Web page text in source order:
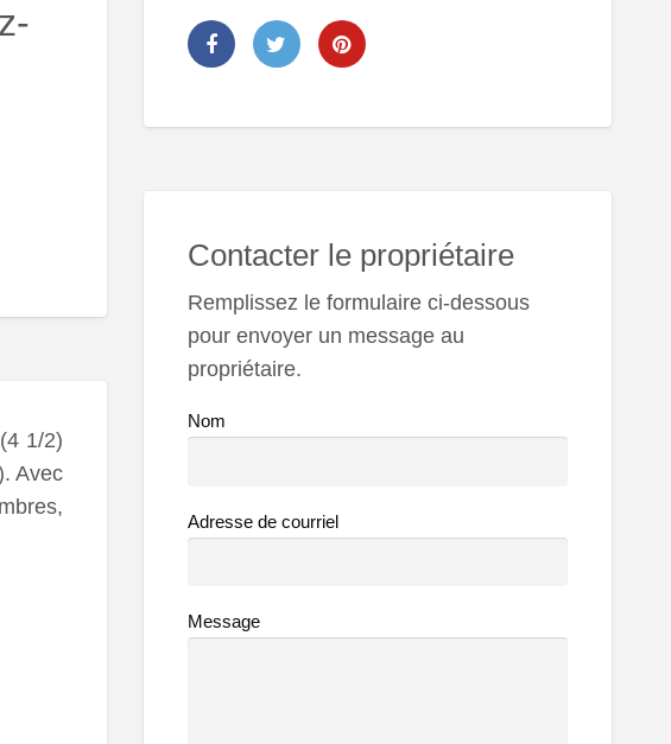
1/2)
Avec
Contacter le propriétaire
Remplissez le formulaire ci-dessous
pour envoyer un message au
propriétaire.
Nom
Adresse de courriel
Message